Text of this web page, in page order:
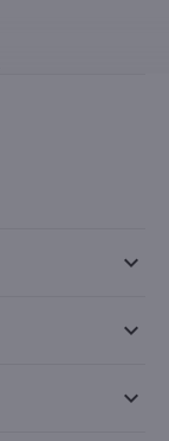
keyboard_arrow_down
keyboard_arrow_down
keyboard_arrow_down